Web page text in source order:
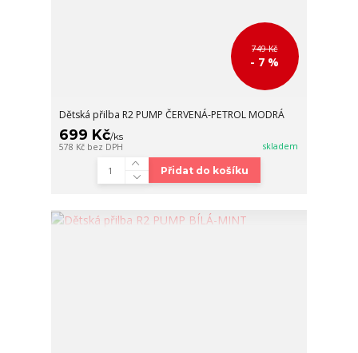
749 Kč
- 7 %
Dětská přilba R2 PUMP ČERVENÁ-PETROL MODRÁ
699 Kč/ks
578 Kč bez DPH skladem
Přidat do košíku